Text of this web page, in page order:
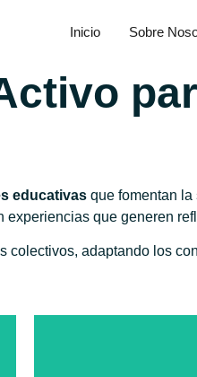
Inicio Sobre
educativas que fomentan
experiencias que generen
colectivos, adaptando los